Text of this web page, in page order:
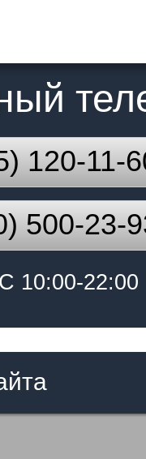
120-11-
500-23-
10:00-22:00